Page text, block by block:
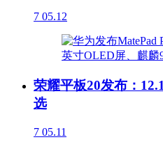
7 05.12
荣耀平板20发布：
选
7 05.11